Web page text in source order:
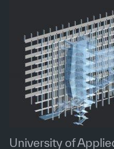
University of